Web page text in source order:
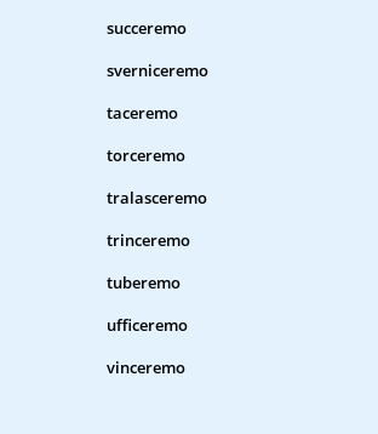
succeremo
sverniceremo
taceremo
torceremo
tralasceremo
trinceremo
tuberemo
ufficeremo
vinceremo